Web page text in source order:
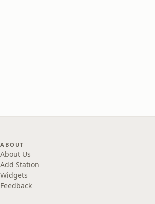
ABOUT
About Us
Add Station
Widgets
Feedback